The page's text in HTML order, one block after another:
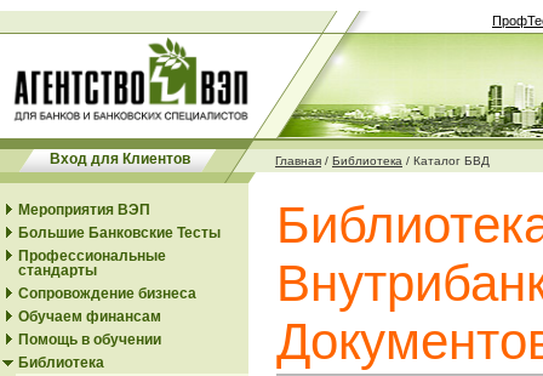
Вход для Клиентов Главная / Библиотека / Каталог БВД
Мероприятия ВЭП
Большие Банковские Тесты
Профессиональные
стандарты
Сопровождение бизнеса
Обучаем финансам
Помощь в обучении
Библиотека